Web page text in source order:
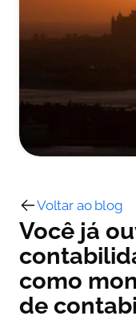
Voltar ao blog
Você já
como
de